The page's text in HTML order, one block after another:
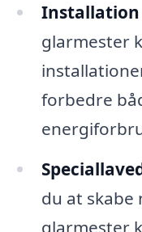
Installation
glarmester
forbedre
du at skabe
glarmester